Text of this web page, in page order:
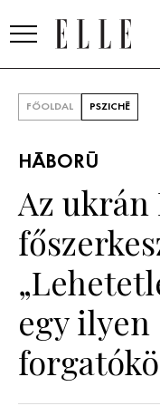
SZÉPSÉG
ÉLETMÓD
FŐOLDAL PSZICHÉ
HÁBORÚ
Az ukrán
egy ilyen